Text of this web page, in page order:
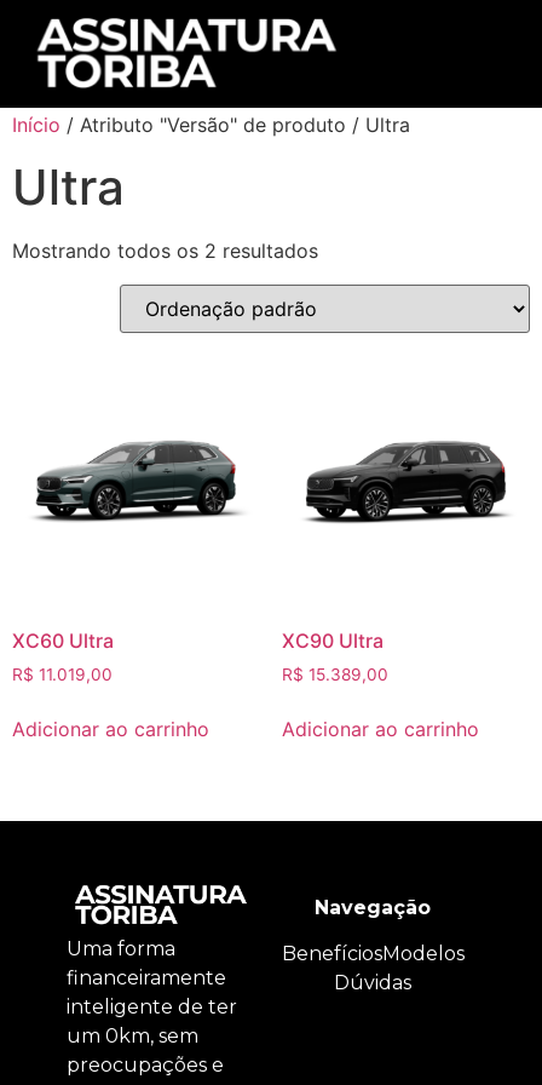
Início / Atributo "Versão" de produto / Ultra
Ultra
Mostrando todos os 2 resultados
XC60 Ultra
R$ 11.019,00
Adicionar ao carrinho
XC90 Ultra
R$ 15.389,00
Adicionar ao carrinho
Uma forma
financeiramente
inteligente de ter
um 0km, sem
preocupações e
Navegação
BenefíciosModelos
Dúvidas